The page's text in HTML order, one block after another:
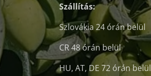
Szállítás:
Szlovákia 24 órán belül
CR 48 órán belül
HU, AT, DE 72 órán belül